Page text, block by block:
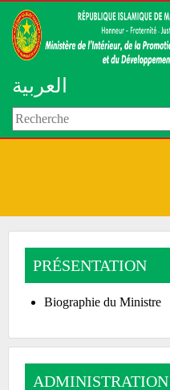
العربية
PRÉSENTATION
Biographie du Ministre